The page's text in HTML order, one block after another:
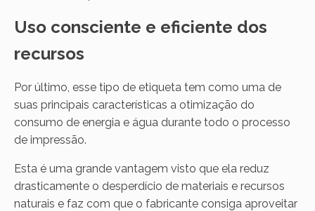
Uso consciente e eficiente dos
recursos
Por último, esse tipo de etiqueta tem como uma de
suas principais características a otimização do
consumo de energia e água durante todo o processo
de impressão.
Esta é uma grande vantagem visto que ela reduz
drasticamente o desperdício de materiais e recursos
naturais e faz com que o fabricante consiga aproveitar